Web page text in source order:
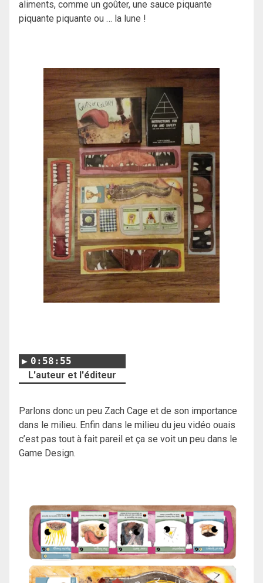
aliments, comme un goûter, une sauce piquante
piquante piquante ou … la lune !
0:58:55
L'auteur et l'éditeur
Parlons donc un peu Zach Cage et de son importance
dans le milieu. Enfin dans le milieu du jeu vidéo ouais
c’est pas tout à fait pareil et ça se voit un peu dans le
Game Design.